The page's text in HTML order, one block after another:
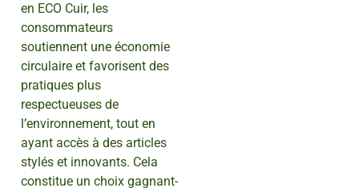
en ECO Cuir, les
consommateurs
soutiennent une économie
circulaire et favorisent des
pratiques plus
respectueuses de
l’environnement, tout en
ayant accès à des articles
stylés et innovants. Cela
constitue un choix gagnant-